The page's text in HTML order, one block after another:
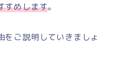
すめします。
をご説明していきましょ